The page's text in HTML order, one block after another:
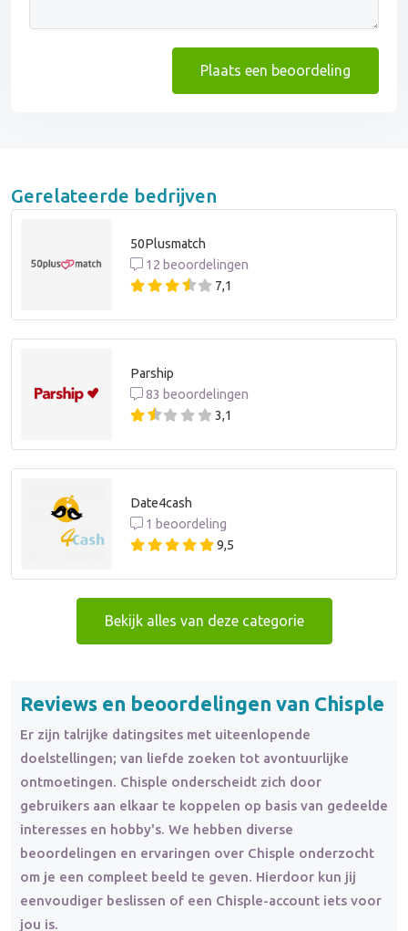
Plaats een beoordeling
Gerelateerde bedrijven
50Plusmatch
12 beoordelingen
7,1
Parship
83 beoordelingen
3,1
Date4cash
1 beoordeling
9,5
Bekijk alles van deze categorie
Reviews en beoordelingen van Chisple
Er zijn talrijke datingsites met uiteenlopende
doelstellingen; van liefde zoeken tot avontuurlijke
ontmoetingen. Chisple onderscheidt zich door
gebruikers aan elkaar te koppelen op basis van gedeelde
interesses en hobby's. We hebben diverse
beoordelingen en ervaringen over Chisple onderzocht
om je een compleet beeld te geven. Hierdoor kun jij
eenvoudiger beslissen of een Chisple-account iets voor
jou is.